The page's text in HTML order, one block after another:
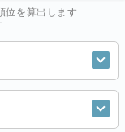
位を算出します